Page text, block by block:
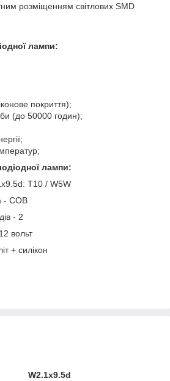
розміщенням світлових SMD
лампи:
покриття);
(до 50000 годин);
лампи:
T10 / W5W
- COB
- 2
вольт
+ силікон
W2.1x9.5d